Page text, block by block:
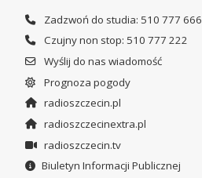
Zadzwoń do studia: 510 777 666
Czujny non stop: 510 777 222
Wyślij do nas wiadomość
Prognoza pogody
radioszczecin.pl
radioszczecinextra.pl
radioszczecin.tv
Biuletyn Informacji Publicznej